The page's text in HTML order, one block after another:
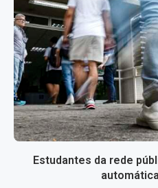
Estudantes da rede